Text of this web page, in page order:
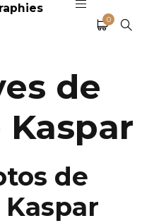
0
de
de